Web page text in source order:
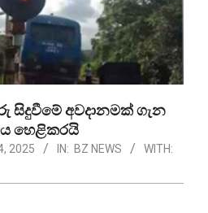
සිදුවීමේ අවදානමක් ගැන
හෙළිකරයි
2025 IN: BZ NEWS
WITH: